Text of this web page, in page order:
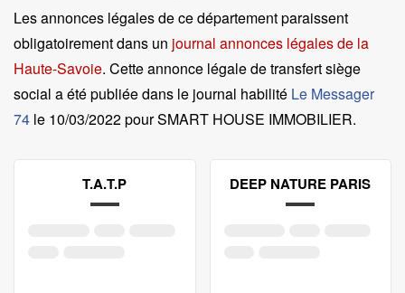
Les annonces légales de ce département paraissent
obligatoirement dans un journal annonces légales de la
Haute-Savoie. Cette annonce légale de transfert siège
social a été publiée dans le journal habilité Le Messager
74 le 10/03/2022 pour SMART HOUSE IMMOBILIER.
T.A.T.P DEEP NATURE PARIS